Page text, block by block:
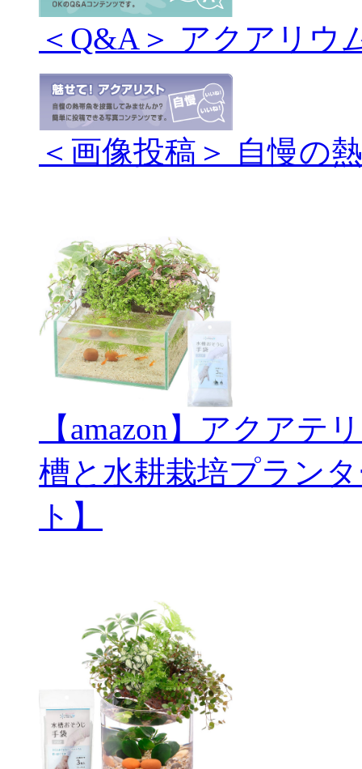
＜Q&A＞ アクアリウ
＜画像投稿＞ 自慢の
【amazon】アクアテ
槽と水耕栽培プラン
ト】